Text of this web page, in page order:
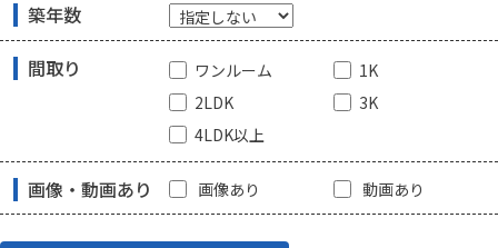
築年数
間取り
ワンルーム
1K
2LDK
3K
4LDK以上
画像・動画あり 画像あり 動画あり